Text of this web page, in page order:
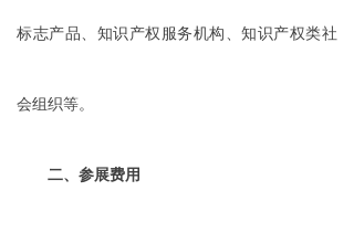
标志产品、知识产权服务机构、知识产权类社
会组织等。
二、参展费用